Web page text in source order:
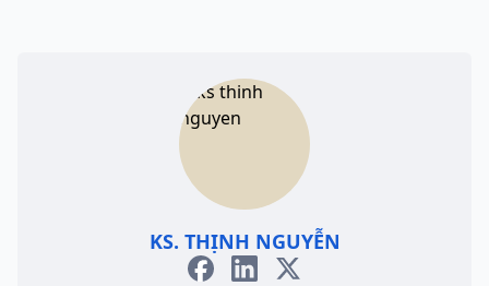
KS. THỊNH NGUYỄN